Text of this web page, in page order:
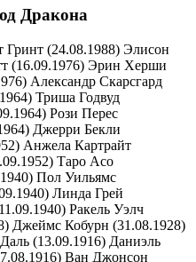
Дракона
Гринт (24.08.1988) Элисон
(16.09.1976) Эрин Херши
Александр Скарсгард
Триша Годвуд
Рози Перес
Джерри Бекли
Анжела Картрайт
Таро Асо
Пол Уильямс
Линда Грей
Ракель Уэлч
Джеймс Кобурн (31.08.1928)
(13.09.1916) Даниэль
Ван Джонсон